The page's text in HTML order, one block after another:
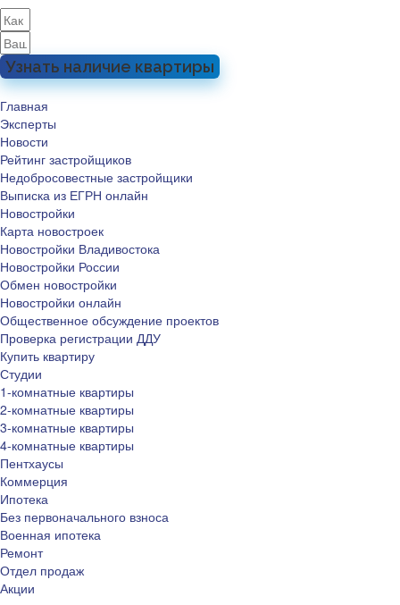
Узнать наличие квартиры
Главная
Эксперты
Новости
Рейтинг застройщиков
Недобросовестные застройщики
Выписка из ЕГРН онлайн
Новостройки
Карта новостроек
Новостройки Владивостока
Новостройки России
Обмен новостройки
Новостройки онлайн
Общественное обсуждение проектов
Проверка регистрации ДДУ
Купить квартиру
Студии
1-комнатные квартиры
2-комнатные квартиры
3-комнатные квартиры
4-комнатные квартиры
Пентхаусы
Коммерция
Ипотека
Без первоначального взноса
Военная ипотека
Ремонт
Отдел продаж
Акции